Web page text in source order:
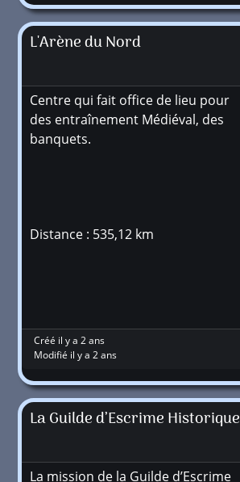
L'Arène du Nord
Centre qui fait office de lieu pour
des entraînement Médiéval, des
banquets.
Distance : 535,12 km
Créé il y a 2 ans
Modifié il y a 2 ans
La Guilde d’Escrime Historique
La mission de la Guilde d’Escrime